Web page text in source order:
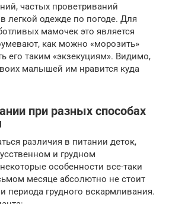
частых проветриваний
легкой одежде по погоде. Для
мамочек это является
как можно «морозить»
его таким «экзекуциям». Видимо,
малышей им нравится куда
при разных способах
различия в питании деток,
и грудном
особенности все-таки
месяце абсолютно не стоит
периода грудного вскармливания.